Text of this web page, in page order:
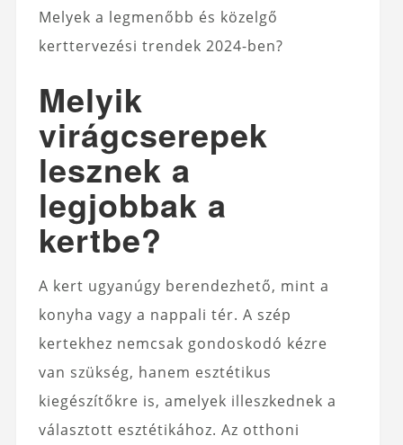
Melyek a legmenőbb és közelgő
kerttervezési trendek 2024-ben?
Melyik
virágcserepek
lesznek a
legjobbak a
kertbe?
A kert ugyanúgy berendezhető, mint a
konyha vagy a nappali tér. A szép
kertekhez nemcsak gondoskodó kézre
van szükség, hanem esztétikus
kiegészítőkre is, amelyek illeszkednek a
választott esztétikához. Az otthoni